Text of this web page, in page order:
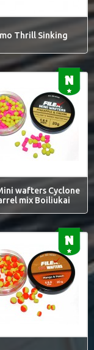
Thrill Sinking
wafters Cyclone
mix Boiliukai